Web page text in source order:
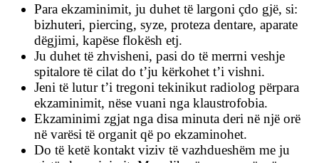
Para ekzaminimit, ju duhet të largoni çdo gjë, si:
bizhuteri, piercing, syze, proteza dentare, aparate
dëgjimi, kapëse flokësh etj.
Ju duhet të zhvisheni, pasi do të merrni veshje
spitalore të cilat do t’ju kërkohet t’i vishni.
Jeni të lutur t’i tregoni tekinikut radiolog përpara
ekzaminimit, nëse vuani nga klaustrofobia.
Ekzaminimi zgjat nga disa minuta deri në një orë
në varësi të organit që po ekzaminohet.
Do të ketë kontakt viziv të vazhdueshëm me ju